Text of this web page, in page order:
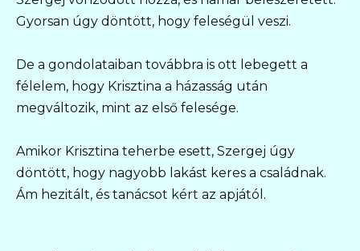
Gyorsan úgy döntött, hogy feleségül veszi.
De a gondolataiban továbbra is ott lebegett a
félelem, hogy Krisztina a házasság után
megváltozik, mint az első felesége.
Amikor Krisztina teherbe esett, Szergej úgy
döntött, hogy nagyobb lakást keres a családnak.
Ám hezitált, és tanácsot kért az apjától.